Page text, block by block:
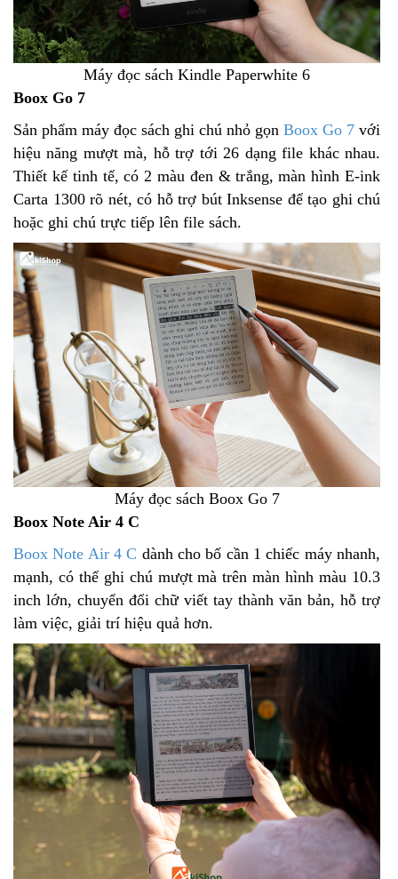
Máy đọc sách Kindle Paperwhite 6
Boox Go 7
Sản phẩm máy đọc sách ghi chú nhỏ gọn Boox Go 7 với
hiệu năng mượt mà, hỗ trợ tới 26 dạng file khác nhau.
Thiết kế tinh tế, có 2 màu đen & trắng, màn hình E-ink
Carta 1300 rõ nét, có hỗ trợ bút Inksense để tạo ghi chú
hoặc ghi chú trực tiếp lên file sách.
Máy đọc sách Boox Go 7
Boox Note Air 4 C
Boox Note Air 4 C dành cho bố cần 1 chiếc máy nhanh,
mạnh, có thể ghi chú mượt mà trên màn hình màu 10.3
inch lớn, chuyển đổi chữ viết tay thành văn bản, hỗ trợ
làm việc, giải trí hiệu quả hơn.